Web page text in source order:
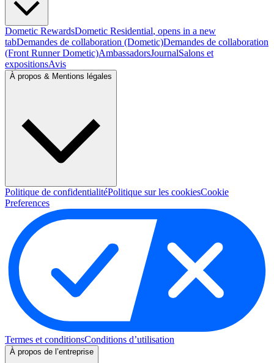
Dometic RewardsDometic Residential, opens in a new
tabDemandes de collaboration (Dometic)Demandes de collaboration
(Front Runner Dometic)AmbassadorsJournalSalons et
expositionsAvis
À propos & Mentions légales
Politique de confidentialitéPolitique sur les cookiesCookie
Preferences
Termes et conditionsConditions d’utilisation
À propos de l’entreprise